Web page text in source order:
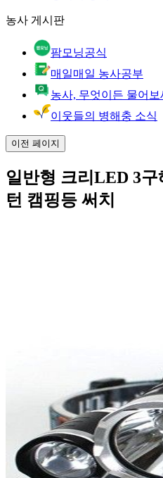
농사 게시판
팜모닝공식
매일매일 농사공부
농사, 무엇이든 물어보
이웃들의 병해충 소식
이전 페이지
일반형 크리LED 3
턴 캠핑등 써치